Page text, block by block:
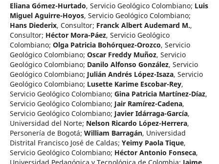
Eliana Gómez-Hurtado, Servicio Geológico Colombiano; Luis
Miguel Aguirre-Hoyos, Servicio Geológico Colombiano;
Hans Diederix, Consultor; Franck Albert Audemard M.,
Consultor; Héctor Mora-Páez, Servicio Geológico
Colombiano; Olga Patricia Bohórquez-Orozco, Servicio
Geológico Colombiano; Oscar Freddy Muñoz, Servicio
Geológico Colombiano; Danilo Alfonso González, Servicio
Geológico Colombiano; Julián Andrés López-Isaza, Servicio
Geológico Colombiano; Lusette Karime Escobar-Rey,
Servicio Geológico Colombiano; Gina Patricia Martínez-Díaz,
Servicio Geológico Colombiano; Jair Ramírez-Cadena,
Servicio Geológico Colombiano; Javier Idárraga-García,
Universidad del Norte; Nelson Ricardo López-Herrera,
Personería de Bogotá; William Barragán, Universidad
Distrital Francisco José de Caldas; Yeimy Paola Tique,
Servicio Geológico Colombiano; Héctor Antonio Fonseca,
Universidad Pedagógica y Tecnológica de Colombia; Jaime